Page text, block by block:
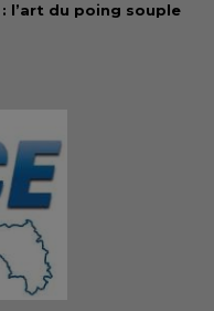
l’art du poing souple